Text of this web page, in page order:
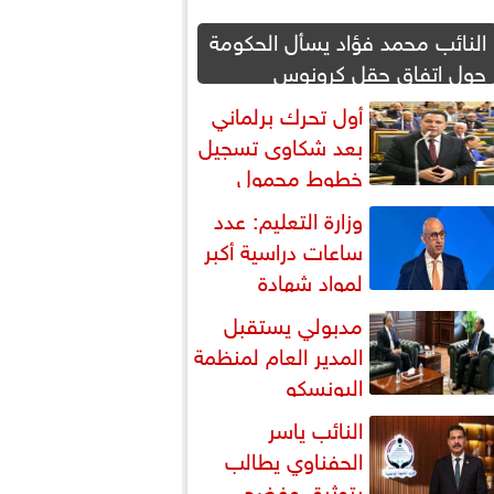
النائب محمد فؤاد يسأل الحكومة
حول اتفاق حقل كرونوس
أول تحرك برلماني
بعد شكاوى تسجيل
خطوط محمول
مواطنين دون علمهم
وزارة التعليم: عدد
ساعات دراسية أكبر
لمواد شهادة
مدبولي يستقبل
المدير العام لمنظمة
اليونسكو
النائب ياسر
الحفناوي يطالب